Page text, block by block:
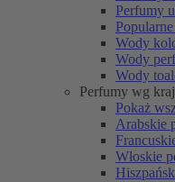
Perfumy
Wody
Wody
Wody
Perfumy wg
Pokaż
Arabskie
Włoskie